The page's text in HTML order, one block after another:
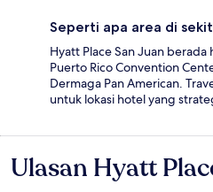
Seperti apa area di
Hyatt Place San Juan
Puerto Rico Convention
Dermaga Pan American.
untuk lokasi hotel yang
Ulasan
Ulasan Hyatt